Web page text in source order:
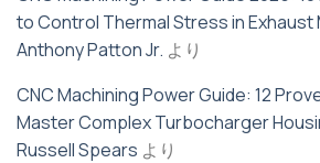
to Control Thermal Stress in Exhaust
Anthony Patton Jr. より
CNC Machining Power Guide: 12
Master Complex Turbocharger
Russell Spears より